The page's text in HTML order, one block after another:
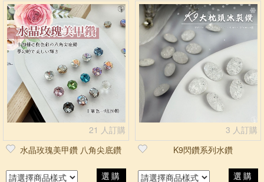
21 人訂購
水晶玫瑰美甲鑽 八角尖底鑽
選購
3 人訂購
K9閃鑽系列水鑽
選購